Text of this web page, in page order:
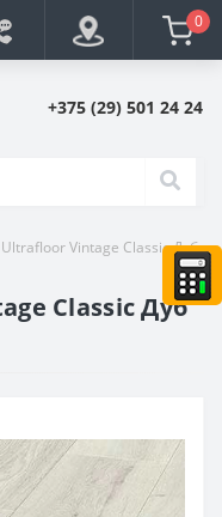
0
+375 (29) 501 24 24
Vintage Classic Дуб
Classic Дуб